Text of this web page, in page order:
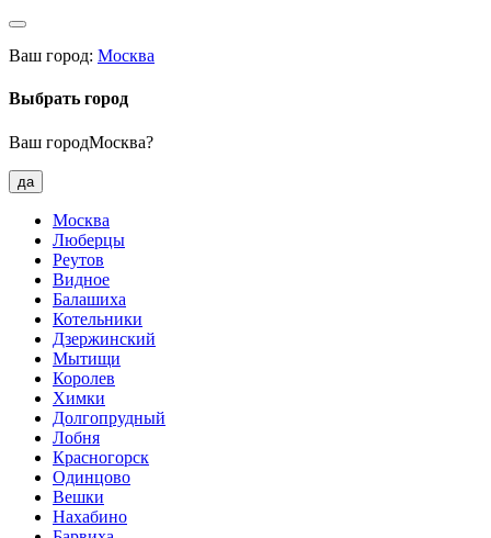
Ваш город: Москва
Выбрать город
Ваш городМосква?
да
Москва
Люберцы
Реутов
Видное
Балашиха
Котельники
Дзержинский
Мытищи
Королев
Химки
Долгопрудный
Лобня
Красногорск
Одинцово
Вешки
Нахабино